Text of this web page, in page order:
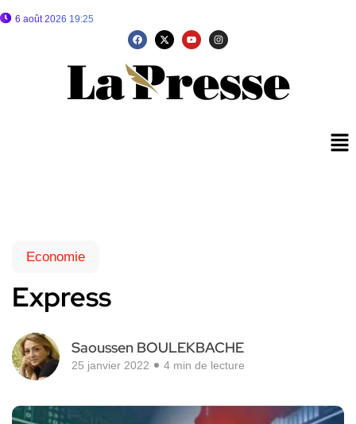
6 août 2026 19:25
Economie
Express
Saoussen BOULEKBACHE
25 janvier 2022 4 min de lecture